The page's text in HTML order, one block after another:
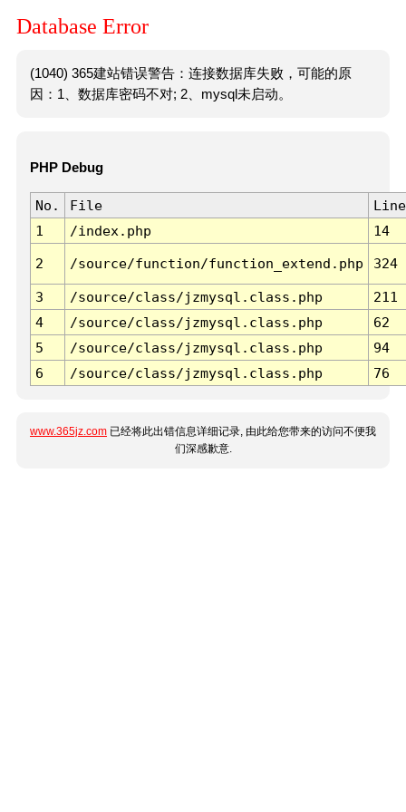
Database Error
(1040) 365建站错误警告：连接数据库失败，可能的原
因：1、数据库密码不对; 2、mysql未启动。
PHP Debug
No. File
Line
1
/index.php 14
2 /source/function/function_extend.php 324
3 /source/class/jzmysql.class.php
211
4
/source/class/jzmysql.class.php
62
5
/source/class/jzmysql.class.php
94
6
/source/class/jzmysql.class.php 76
www.365jz.com 已经将此出错信息详细记录, 由此给您带来的访问不便我
们深感歉意.